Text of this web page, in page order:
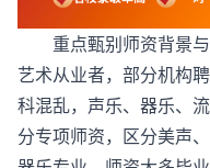
重点甄别师资背景与
艺术从业者，部分机构
科混乱，声乐、器乐、
分专项师资，区分美声